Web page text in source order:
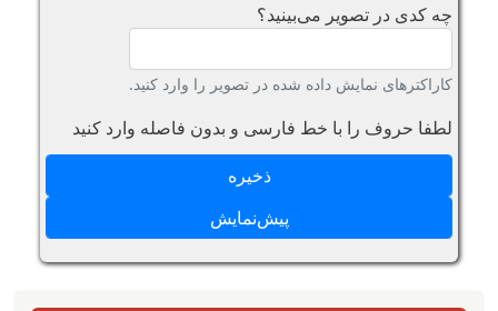
چه کدی در تصویر می‌بینید؟
کاراکترهای نمایش داده شده در تصویر را وارد کنید.
لطفا حروف را با خط فارسی و بدون فاصله وارد کنید